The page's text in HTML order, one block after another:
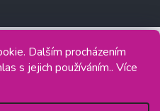
Dalším procházením
s jejich používáním.. Více
. Všechna práva vyhrazena.